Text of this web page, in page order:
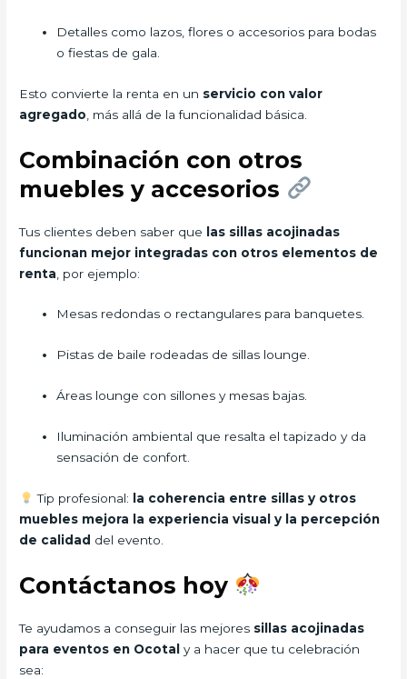
Detalles como lazos, flores o accesorios para bodas
o fiestas de gala.
Esto convierte la renta en un servicio con valor
agregado , más allá de la funcionalidad básica.
Combinación con otros
muebles y accesorios
Tus clientes deben saber que las sillas acojinadas
funcionan mejor integradas con otros elementos de
renta , por ejemplo:
Mesas redondas o rectangulares para banquetes.
Pistas de baile rodeadas de sillas lounge.
Áreas lounge con sillones y mesas bajas.
Iluminación ambiental que resalta el tapizado y da
sensación de confort.
Tip profesional:
la coherencia entre sillas y otros
muebles mejora la experiencia visual y la percepción
de calidad del evento.
Contáctanos hoy
Te ayudamos a conseguir las mejores sillas acojinadas
para eventos en Ocotaly a hacer que tu celebración
sea: